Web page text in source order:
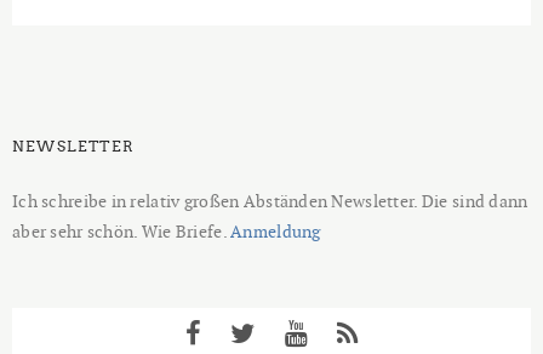
NEWSLETTER
Ich schreibe in relativ großen Abständen Newsletter. Die sind dann
aber sehr schön. Wie Briefe.Anmeldung